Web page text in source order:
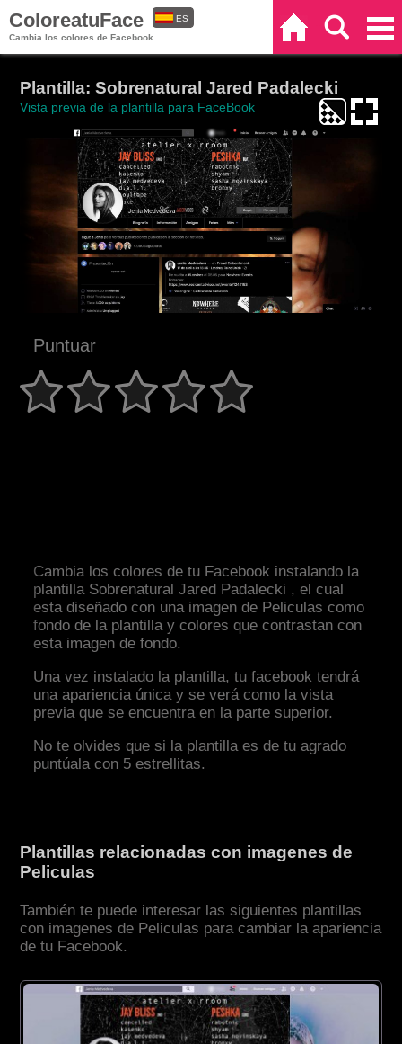
ColoreatuFace
Cambia los colores de Facebook
ES
Plantilla: Sobrenatural Jared Padalecki
Vista previa de la plantilla para FaceBook
Puntuar
Cambia los colores de tu Facebook instalando la
plantilla Sobrenatural Jared Padalecki , el cual
esta diseñado con una imagen de Peliculas como
fondo de la plantilla y colores que contrastan con
esta imagen de fondo.
Una vez instalado la plantilla, tu facebook tendrá
una apariencia única y se verá como la vista
previa que se encuentra en la parte superior.
No te olvides que si la plantilla es de tu agrado
puntúala con 5 estrellitas.
Plantillas relacionadas con imagenes de
Peliculas
También te puede interesar las siguientes plantillas
con imagenes de Peliculas para cambiar la apariencia
de tu Facebook.